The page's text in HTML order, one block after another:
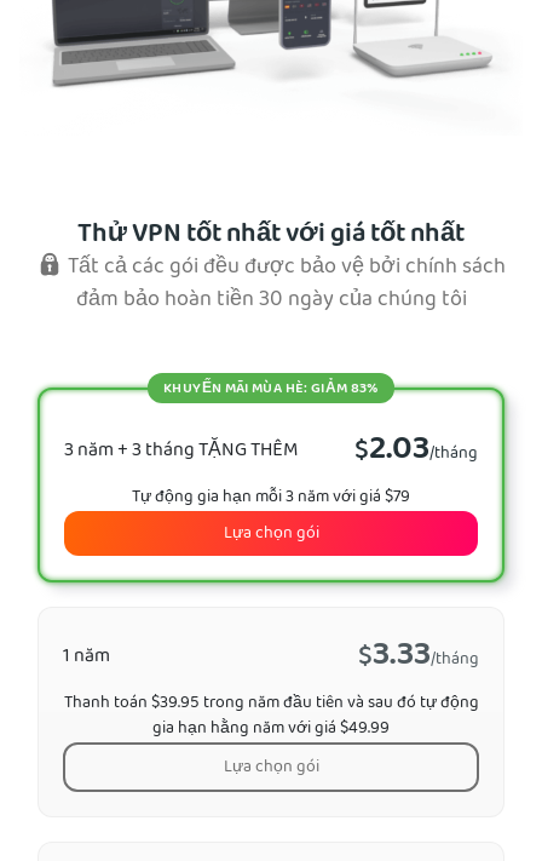
Thử VPN tốt nhất với giá tốt nhất
Tất cả các gói đều được bảo vệ bởi chính sách
đảm bảo hoàn tiền 30 ngày của chúng tôi
3 năm + 3 tháng TẶNG THÊM $2.03/tháng
KHUYẾN MÃI MÙA HÈ: GIẢM 83%
Tự động gia hạn mỗi 3 năm với giá $79
Lựa chọn gói
1 năm $3.33/tháng
Thanh toán $39.95 trong năm đầu tiên và sau đó tự động
gia hạn hằng năm với giá $49.99
Lựa chọn gói